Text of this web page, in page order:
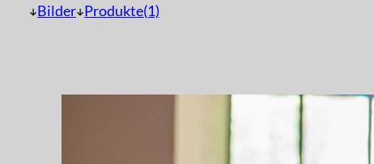
Bilder Produkte(1)